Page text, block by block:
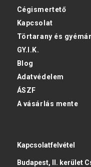
Cégismertető
Kapcsolat
Törtarany és
GY.I.K.
Blog
Adatvédelem
ÁSZF
A vásárlás mente
Kapcsolatfelvétel
Budapest, II. kerület